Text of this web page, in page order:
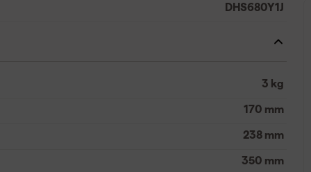
DHS680Y1J
3 kg
170 mm
238 mm
350 mm